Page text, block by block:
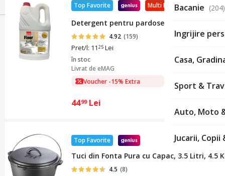
Bacanie (204)
Ingrijire
Casa,
Sport &
Auto, Moto
Jucarii,
Multi Deals
Top Favorite
Detergent pentru pardoseala Sano Floor
4.92 (159)
Pret/l: 11 25 Lei
în stoc
Livrat deeMAG
Voucher -15% Extra
4499 Lei
Top Favorite
Tuci din Fonta Pura cu Capac, 3.5 Litri, 4.5
4.5 (8)